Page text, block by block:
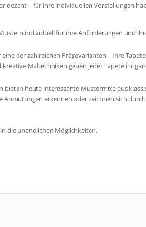
dezent – für ihre individuellen Vorstellungen
individuell für ihre Anforderungen und
eine der zahlreichen Prägevarianten – Ihre
Maltechniken geben jeder Tapete ihr
bieten heute interessante Mustermixe aus
Anmutungen erkennen oder zeichnen sich
die unendlichen Möglichkeiten.